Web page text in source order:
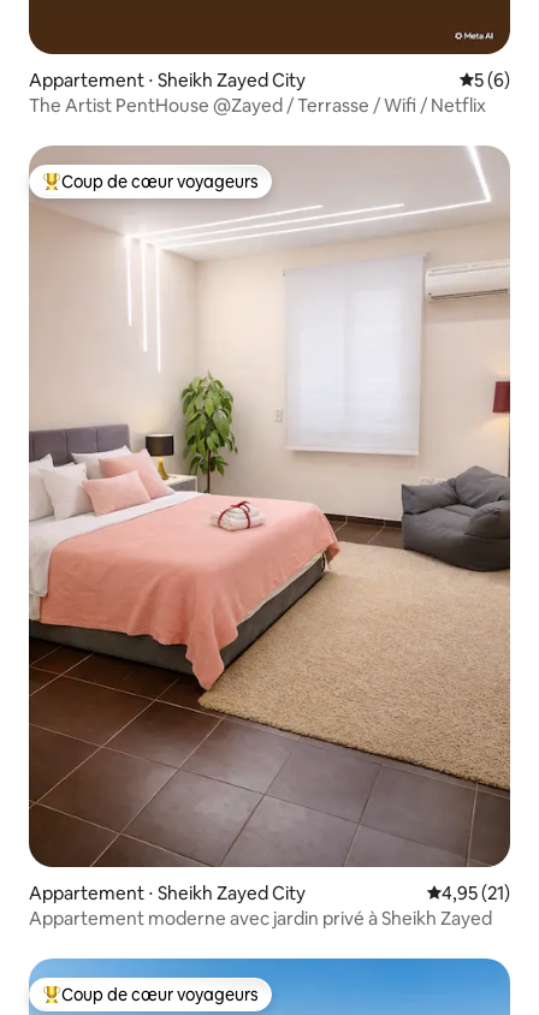
Appartement ⋅ Sheikh Zayed City
5 (6)
The Artist PentHouse @Zayed / Terrasse / Wifi / Netflix
Coups de cœur voyageurs les plus appréciés
Coup de cœur voyageurs
Appartement ⋅ Sheikh Zayed City Évaluation
4,95 (21)
Appartement moderne avec jardin privé à Sheikh Zayed
Coups de cœur voyageurs les plus appréciés
Coup de cœur voyageurs